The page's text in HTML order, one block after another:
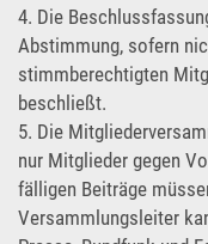
4. Die
Abstimmung, sofern
stimmberechtigten
beschließt.
5. Die
nur Mitglieder gegen
fälligen Beiträge
Versammlungsleiter